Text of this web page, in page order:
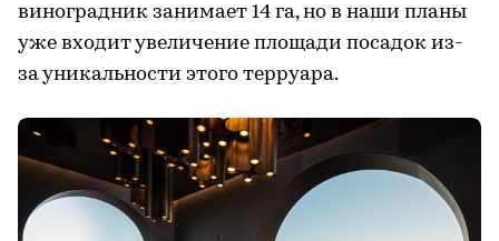
виноградник занимает 14 га, но в наши планы
уже входит увеличение площади посадок из-
за уникальности этого терруара.